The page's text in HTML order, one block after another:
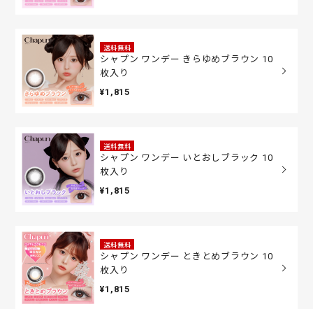
送料無料
シャプン ワンデー きらゆめブラウン 10
枚入り
¥1,815
送料無料
シャプン ワンデー いとおしブラック 10
枚入り
¥1,815
送料無料
シャプン ワンデー ときとめブラウン 10
枚入り
¥1,815